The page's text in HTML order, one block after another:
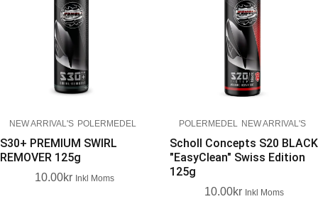
NEW ARRIVAL'S POLERMEDEL
S30+ PREMIUM SWIRL
REMOVER 125g
10.00Kr Inkl Moms
POLERMEDEL NEW ARRIVAL'S
Scholl Concepts S20 BLACK
"EasyClean" Swiss Edition
125g
10.00Kr Inkl Moms